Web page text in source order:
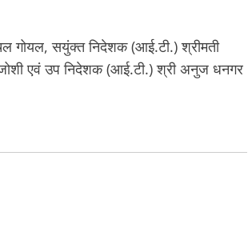
गोयल, सयुंक्त निदेशक (आई.टी.) श्रीमती
जोशी एवं उप निदेशक (आई.टी.) श्री अनुज धनगर